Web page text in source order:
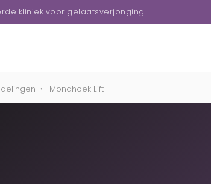
kliniek voor gelaatsverjonging
› Mondhoek Lift